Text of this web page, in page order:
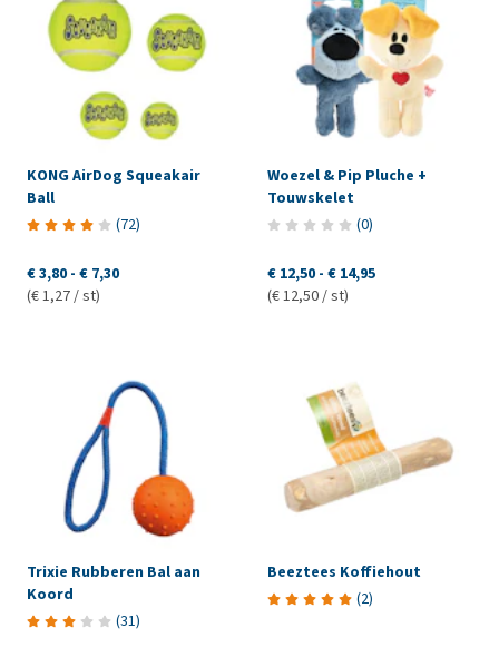
KONG AirDog Squeakair
Ball
(72)
€ 3,80 - € 7,30
(€ 1,27 / st)
Woezel & Pip Pluche +
Touwskelet
(0)
€ 12,50 - € 14,95
(€ 12,50 / st)
Trixie Rubberen Bal aan
Koord
(31)
Beeztees Koffiehout
(2)